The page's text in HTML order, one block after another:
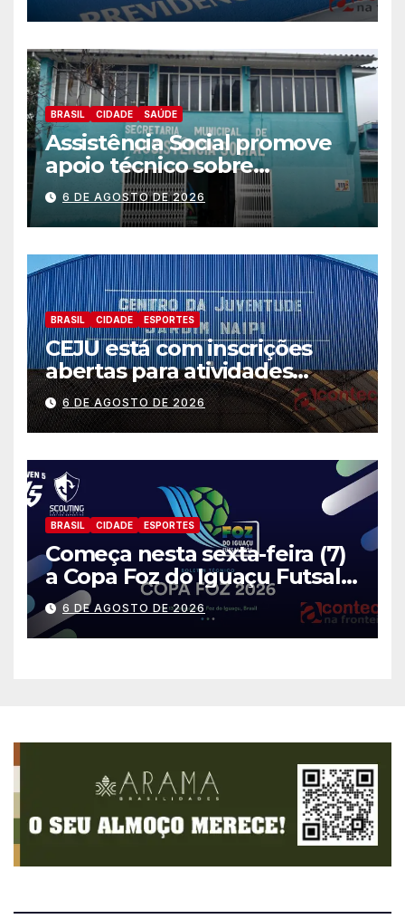
BRASIL CIDADE SAÚDE
Assistência Social promove
apoio técnico sobre
preparação e resposta a
situações de emergência e
calamidade pública
6 DE AGOSTO DE 2026
BRASIL CIDADE ESPORTES
CEJU está com inscrições
abertas para atividades
gratuitas
6 DE AGOSTO DE 2026
BRASIL CIDADE ESPORTES
Começa nesta sexta-feira (7)
a Copa Foz do Iguaçu Futsal
2026 com equipes de quatro
países
6 DE AGOSTO DE 2026